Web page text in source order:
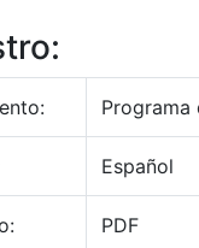
Programa
Español
PDF